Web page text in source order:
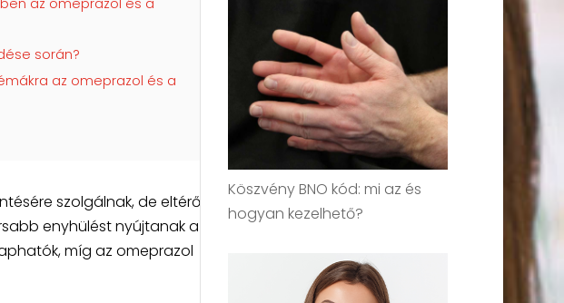
az omeprazol és a
során?
az omeprazol és a
szolgálnak, de eltérő
enyhülést nyújtanak a
míg az omeprazol
Köszvény BNO kód: mi az és
hogyan kezelhető?